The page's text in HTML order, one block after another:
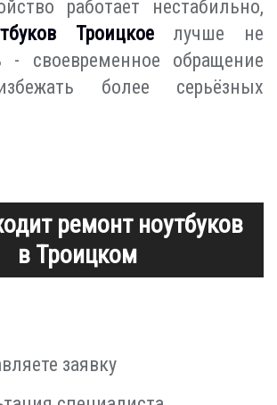
работает нестабильно,
Троицкоелучше не
- своевременное обращение
более серьёзных
ремонт ноутбуков
в Троицком
заявку